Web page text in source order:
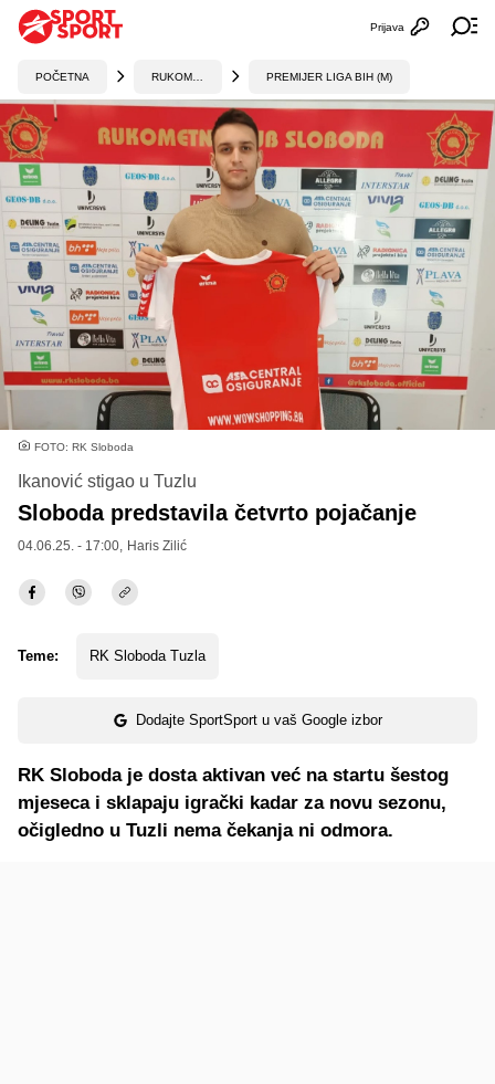
Otvori
Prijava
POČETNA PREMIJER LIGA BIH (M)
FOTO: RK Sloboda
Ikanović stigao u Tuzlu
Sloboda predstavila četvrto pojačanje
04.06.25. - 17:00, Haris Zilić
Teme: RK Sloboda Tuzla
Dodajte SportSport u vaš Google izbor
RK Sloboda je dosta aktivan već na startu šestog
mjeseca i sklapaju igrački kadar za novu sezonu,
očigledno u Tuzli nema čekanja ni odmora.